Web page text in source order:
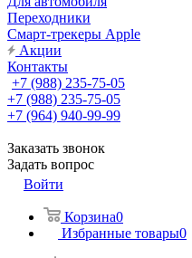
Переходники
Смарт-трекеры Apple
Акции
Контакты
+7 (988) 235-75-05
+7 (988) 235-75-05
+7 (964) 940-99-99
Заказать звонок
Задать вопрос
Войти
Корзина0
Избранные товары0